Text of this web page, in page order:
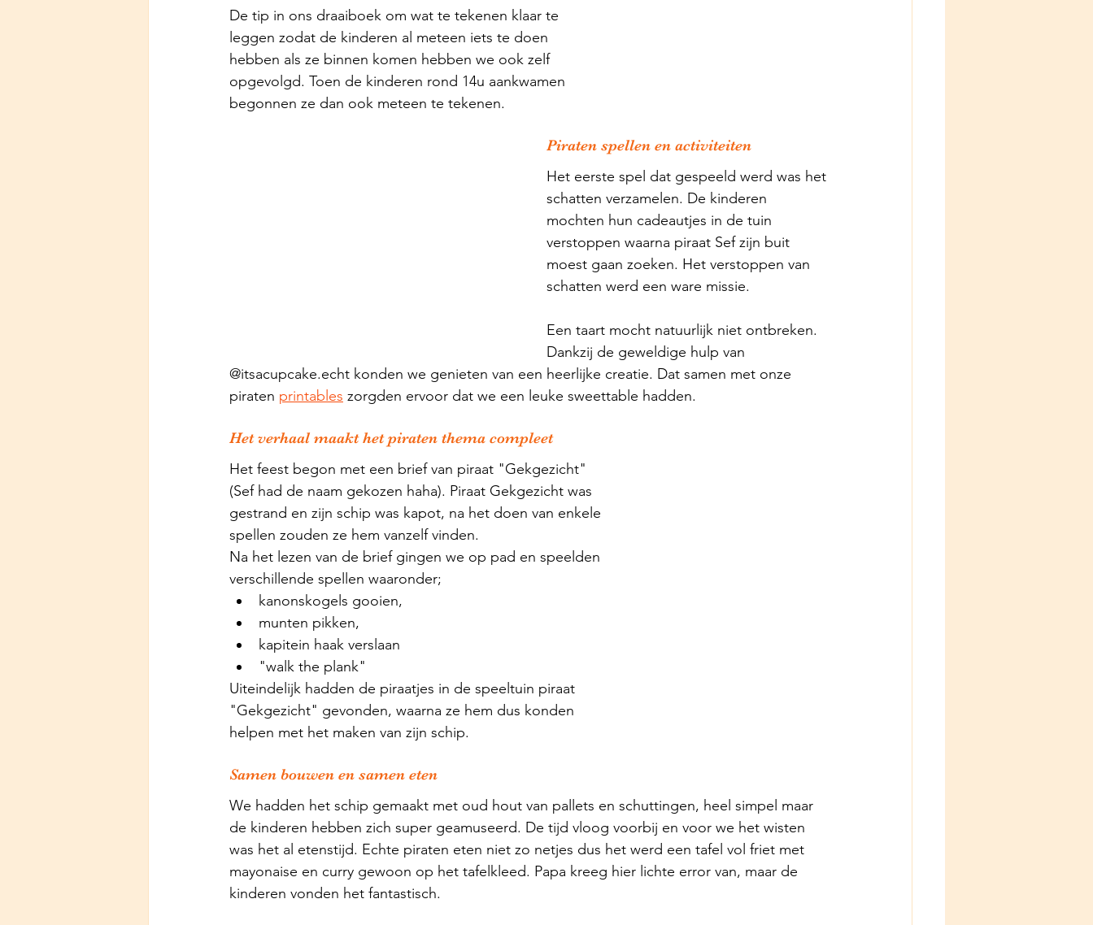
De tip in ons draaiboek om wat te tekenen klaar te
leggen zodat de kinderen al meteen iets te doen
hebben als ze binnen komen hebben we ook zelf
opgevolgd. Toen de kinderen rond 14u aankwamen
begonnen ze dan ook meteen te tekenen.
Piraten spellen en activiteiten
Het eerste spel dat gespeeld werd was het
schatten verzamelen. De kinderen
mochten hun cadeautjes in de tuin
verstoppen waarna piraat Sef zijn buit
moest gaan zoeken. Het verstoppen van
schatten werd een ware missie.
Een taart mocht natuurlijk niet ontbreken.
Dankzij de geweldige hulp van
@itsacupcake.echt konden we genieten van een heerlijke creatie. Dat samen met onze
piraten printables zorgden ervoor dat we een leuke sweettable hadden.
Het verhaal maakt het piraten thema compleet
Het feest begon met een brief van piraat "Gekgezicht"
(Sef had de naam gekozen haha). Piraat Gekgezicht was
gestrand en zijn schip was kapot, na het doen van enkele
spellen zouden ze hem vanzelf vinden.
Na het lezen van de brief gingen we op pad en speelden
verschillende spellen waaronder;
kanonskogels gooien,
munten pikken,
kapitein haak verslaan
"walk the plank"
Uiteindelijk hadden de piraatjes in de speeltuin piraat
"Gekgezicht" gevonden, waarna ze hem dus konden
helpen met het maken van zijn schip.
Samen bouwen en samen eten
We hadden het schip gemaakt met oud hout van pallets en schuttingen, heel simpel maar
de kinderen hebben zich super geamuseerd. De tijd vloog voorbij en voor we het wisten
was het al etenstijd. Echte piraten eten niet zo netjes dus het werd een tafel vol friet met
mayonaise en curry gewoon op het tafelkleed. Papa kreeg hier lichte error van, maar de
kinderen vonden het fantastisch.